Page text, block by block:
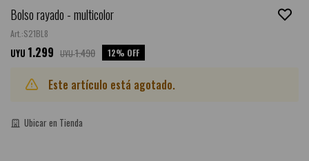
Bolso rayado - multicolor
S21BL8
UYU 1.299 UYU1.490 12
Este artículo está agotado.
Ubicar en Tienda